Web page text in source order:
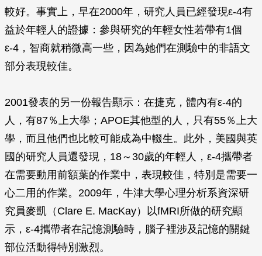
較好。事實上，早在2000年，研究人員已經發現ε-4有
益於年輕人的證據：參與研究的年輕女性若帶有1個
ε-4，智商就稍微高一些，因為她們在測驗中的非語文
部分表現較佳。
2001發表的另一份報告顯示：在捷克，體內有ε-4的
人，有87％上大學；APOE其他型的人，只有55％上大
學，而且他們也比較可能成為中輟生。此外，美國與英
國的研究人員還發現，18～30歲的年輕人，ε-4攜帶者
在需要動用前額葉的作業中，表現較佳，特別是需要一
心二用的作業。2009年，牛津大學心理分析系資深研
究員麥凱（Clare E. MacKay）以fMRI所做的研究顯
示，ε-4攜帶者在記憶測驗時，腦子裡涉及記憶的關鍵
部位活動得特別激烈。